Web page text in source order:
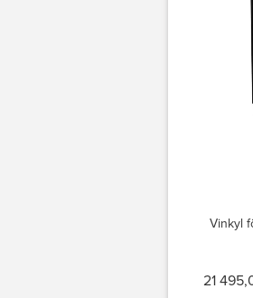
Vinkyl
21